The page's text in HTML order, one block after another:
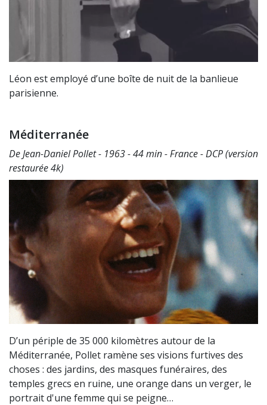
Léon est employé d’une boîte de nuit de la banlieue
parisienne.
Méditerranée
De Jean-Daniel Pollet - 1963 - 44 min - France - DCP (version
restaurée 4k)
D’un périple de 35 000 kilomètres autour de la
Méditerranée, Pollet ramène ses visions furtives des
choses : des jardins, des masques funéraires, des
temples grecs en ruine, une orange dans un verger, le
portrait d'une femme qui se peigne…